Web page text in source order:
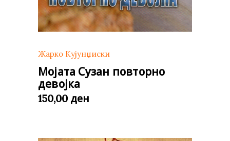
Жарко Кујунџиски
Мојата Сузан повторно
девојка
150,00 ден